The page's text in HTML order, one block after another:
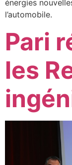
énergies
l’automobile.
Pari
les